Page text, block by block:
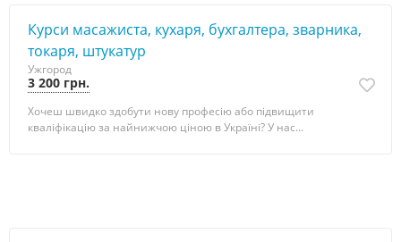
Курси масажиста, кухаря, бухгалтера, зварника,
токаря, штукатур
Ужгород
3 200 грн.
Хочеш швидко здобути нову професію або підвищити
кваліфікацію за найнижчою ціною в Україні? У нас...